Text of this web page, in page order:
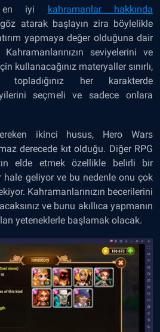
en iyi kahramanlar hakkında
göz atarak başlayın zira böylelikle
yapmaya değer olduğuna dair
seviyelerini ve
kullanacağınız materyaller sınırlı,
her karakterde
seçmeli ve sadece onlara
ikinci husus, Hero Wars
derecede kıt olduğu. Diğer RPG
elde etmek özellikle belirli bir
geliyor ve bu nedenle onu çok
Kahramanlarınızın becerilerini
ve bunu akıllıca yapmanın
yeteneklerle başlamak olacak.